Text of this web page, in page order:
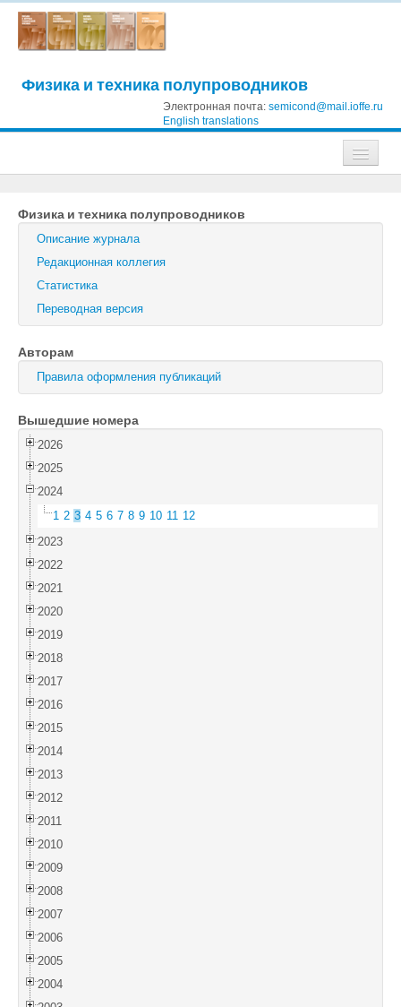
Физика и техника полупроводников
Электронная почта: semicond@mail.ioffe.ru
English translations
Журнал технической физики
Письма в Журнал технической физики
Физика твердого тела
Физика и техника полупроводников
Оптика и спектроскопия
Поиск
Войти
Физика и техника полупроводников
Описание журнала
Редакционная коллегия
Статистика
Переводная версия
Авторам
Правила оформления публикаций
Вышедшие номера
2026
2025
2024
1 2 3 4 5 6 7 8 9 10 11 12
2023
2022
2021
2020
2019
2018
2017
2016
2015
2014
2013
2012
2011
2010
2009
2008
2007
2006
2005
2004